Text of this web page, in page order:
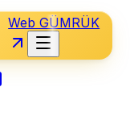
Web GÜMRÜK